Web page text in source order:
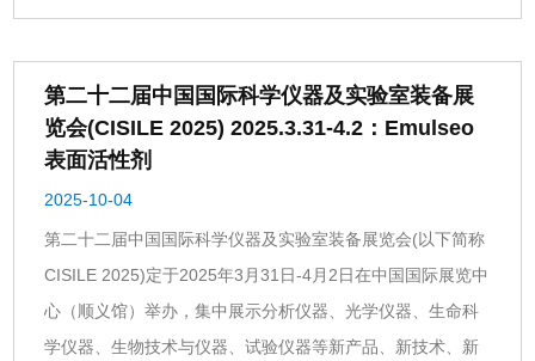
第二十二届中国国际科学仪器及实验室装备展
览会(CISILE 2025) 2025.3.31-4.2：Emulseo
表面活性剂
2025-10-04
第二十二届中国国际科学仪器及实验室装备展览会(以下简称
CISILE 2025)定于2025年3月31日-4月2日在中国国际展览中
心（顺义馆）举办，集中展示分析仪器、光学仪器、生命科
学仪器、生物技术与仪器、试验仪器等新产品、新技术、新